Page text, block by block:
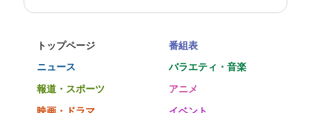
トップページ
番組表
ニュース
バラエティ・音楽
報道・スポーツ
アニメ
映画・ドラマ
イベント